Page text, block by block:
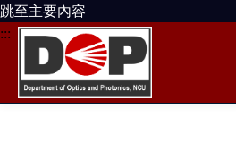
跳至主要內容
:::